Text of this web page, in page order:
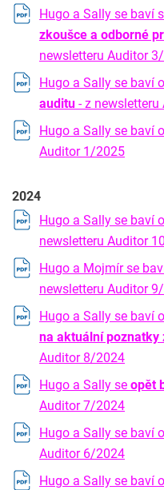
Hugo a Sally se baví
zkoušce a odborné
newsletteru Auditor
Hugo a Sally se baví o
auditu - z
Hugo a Sally se baví o
Auditor 1/2025
2024
Hugo a Sally se baví o
newsletteru Auditor
Hugo a Mojmír se
newsletteru Auditor
Hugo a Sally se baví o
na aktuální
Auditor 8/2024
Hugo a Sally se opět
Auditor 7/2024
Hugo a Sally se baví o
Auditor 6/2024
Hugo a Sally se baví o